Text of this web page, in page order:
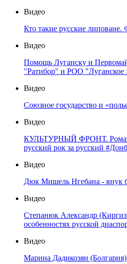
Видео
Кто такие русские липоване.
Видео
Помощь Луганску и
"Ратибор" и РОО "Луганское
Видео
Союзное государство и
Видео
КУЛЬТУРНЫЙ ФРОНТ.
русский рок за русский
Видео
Дюк Мишель Нгебана - внук
Видео
Степанюк Александр
особенностях русской
Видео
Марина Дадикозян